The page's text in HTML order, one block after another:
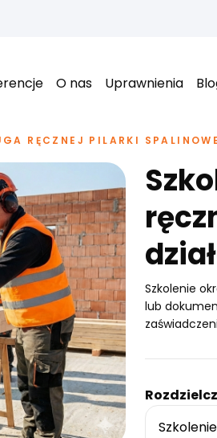
O nas Uprawnienia
RĘCZNEJ PILARKI
Szkolenie
lub